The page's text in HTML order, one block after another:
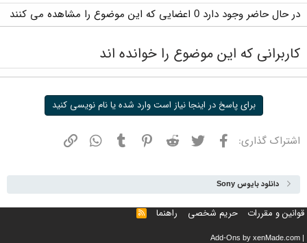
در حال حاضر وجود دارد 0 اعضایی که این موضوع را مشاهده می کنند
کاربرانی که این موضوع را خوانده اند
برای پاسخ در اینجا نیاز است وارد شده یا نام نویسی کنید
اشتراک گذاری: فیسبوک توییتر ردیت پینترستتامبلر واتسپ
دانلود بایوس Sony
قوانین و مقررات حریم شخصی راهنما خوراک
|
Add-Ons by xenMade.com